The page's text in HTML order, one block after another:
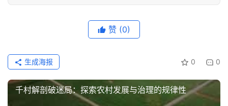
赞 (0)
0 0
生成海报
千村解剖破迷局：探索农村发展与治理的规律性